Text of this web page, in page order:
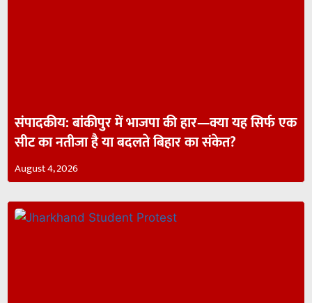
संपादकीय: बांकीपुर में भाजपा की हार—क्या यह सिर्फ एक
सीट का नतीजा है या बदलते बिहार का संकेत?
August 4, 2026